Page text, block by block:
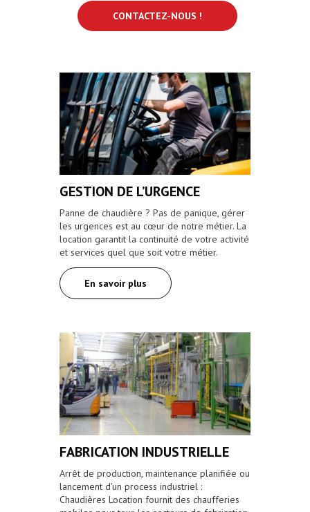
CONTACTEZ-NOUS !
GESTION DE L’URGENCE
Panne de chaudière ? Pas de panique, gérer
les urgences est au cœur de notre métier. La
location garantit la continuité de votre activité
et services quel que soit votre métier.
En savoir plus
FABRICATION INDUSTRIELLE
Arrêt de production, maintenance planifiée ou
lancement d'un process industriel :
Chaudières Location fournit des chaufferies